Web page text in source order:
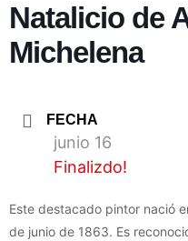
Natalicio de
Michelena
FECHA
junio 16
Finalizdo!
Este destacado pintor nació
de junio de 1863. Es